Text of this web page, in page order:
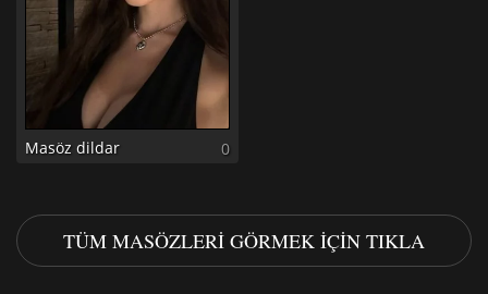
Masöz dildar 0
TÜM MASÖZLERI GÖRMEK IÇIN TIKLA